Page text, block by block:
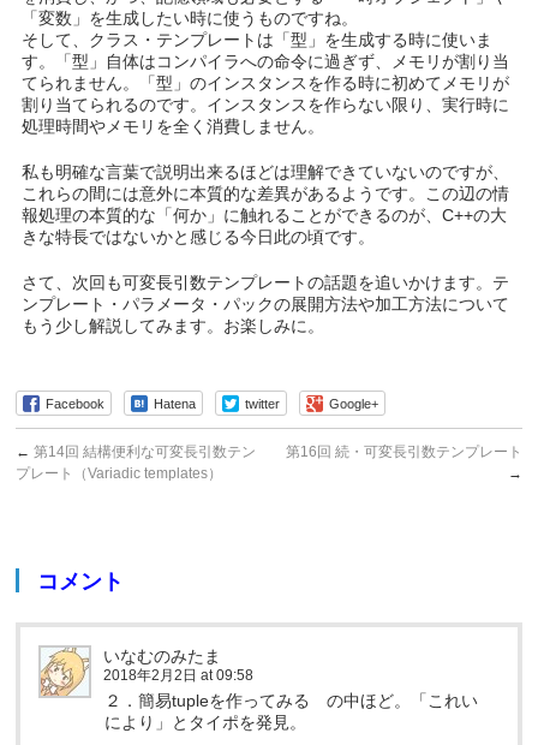
「変数」を生成したい時に使うものですね。
そして、クラス・テンプレートは「型」を生成する時に使いま
す。「型」自体はコンパイラへの命令に過ぎず、メモリが割り当
てられません。「型」のインスタンスを作る時に初めてメモリが
割り当てられるのです。インスタンスを作らない限り、実行時に
処理時間やメモリを全く消費しません。
私も明確な言葉で説明出来るほどは理解できていないのですが、
これらの間には意外に本質的な差異があるようです。この辺の情
報処理の本質的な「何か」に触れることができるのが、C++の大
きな特長ではないかと感じる今日此の頃です。
さて、次回も可変長引数テンプレートの話題を追いかけます。テ
ンプレート・パラメータ・パックの展開方法や加工方法について
もう少し解説してみます。お楽しみに。
Facebook Hatena twitter Google+
← 第14回 結構便利な可変長引数テン
プレート（Variadic templates）
第16回 続・可変長引数テンプレート
→
コメント
いなむのみたま
2018年2月2日 at 09:58
２．簡易tupleを作ってみる の中ほど。「これい
により」とタイポを発見。